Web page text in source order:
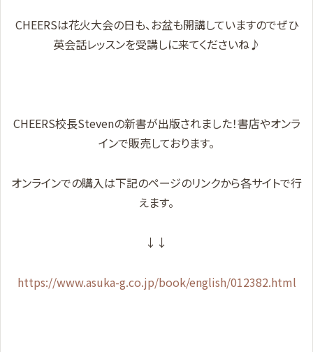
CHEERSは花火大会の日も、お盆も開講していますのでぜひ
英会話レッスンを受講しに来てくださいね♪
CHEERS校長Stevenの新書が出版されました！書店やオンラ
インで販売しております。
オンラインでの購入は下記のページのリンクから各サイトで行
えます。
↓↓
https://www.asuka-g.co.jp/book/english/012382.html